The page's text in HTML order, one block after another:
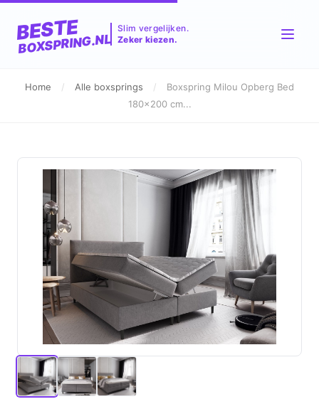
BESTE
BOXSPRING.NL
Slim vergelijken.
Zeker kiezen.
Home / Alle boxsprings /
Boxspring Milou Opberg Bed
180x200 cm...